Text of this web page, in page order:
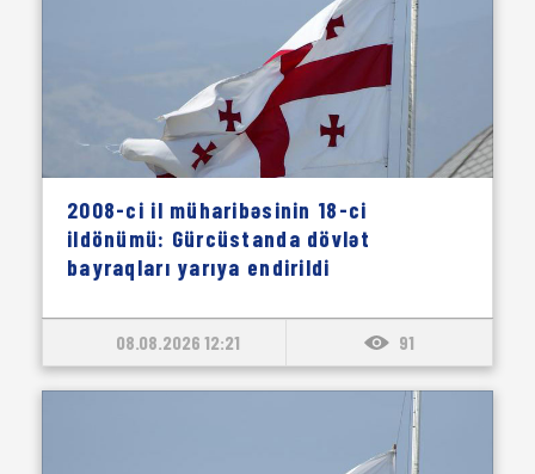
2008-ci il müharibəsinin 18-ci
ildönümü: Gürcüstanda dövlət
bayraqları yarıya endirildi
08.08.2026 12:21 91